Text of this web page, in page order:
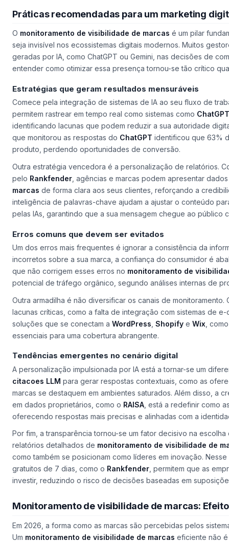
Práticas recomendadas para um marketing
O monitoramento de visibilidade de marcas é um pilar
seja invisível nos ecossistemas digitais modernos. Muitos
geradas por IA, como ChatGPT ou Gemini, nas decisões de
entender como otimizar essa presença tornou-se tão crítico
Estratégias que geram resultados mensuráveis
Comece pela integração de sistemas de IA ao seu fluxo de
permitem rastrear em tempo real como sistemas como ChatGPT
identificando lacunas que podem reduzir a sua autoridade
que monitorou as respostas do ChatGPT identificou que 63%
produto, perdendo oportunidades de conversão.
Outra estratégia vencedora é a personalização de relatórios.
pelo Rankfender , agências e marcas podem apresentar
marcas de forma clara aos seus clientes, reforçando a
inteligência de palavras-chave ajudam a ajustar o conteúdo
pelas IAs, garantindo que a sua mensagem chegue ao público
Erros comuns que devem ser evitados
Um dos erros mais frequentes é ignorar a consistência da
incorretos sobre a sua marca, a confiança do consumidor é
que não corrigem esses erros no monitoramento de
potencial de tráfego orgânico, segundo análises internas de
Outra armadilha é não diversificar os canais de
lacunas críticas, como a falta de integração com sistemas de
soluções que se conectam a WordPress Shopify e Wix ,
essenciais para uma cobertura abrangente.
Tendências emergentes no cenário digital
A personalização impulsionada por IA está a tornar-se um
citacoes LLM para gerar respostas contextuais, como as
marcas se destaquem em ambientes saturados. Além disso, a
em dados proprietários, como o RAISA , está a redefinir como
oferecendo respostas mais precisas e alinhadas com a
Por fim, a transparência tornou-se um fator decisivo na
relatórios detalhados de monitoramento de visibilidade de
como também se posicionam como líderes em inovação.
gratuitos de 7 dias, como o Rankfender, permitem que as
investir, reduzindo o risco de decisões baseadas em
Monitoramento de visibilidade de marcas:
Em 2026, a forma como as marcas são percebidas pelos
Um monitoramento de visibilidade de marcas eficiente não é